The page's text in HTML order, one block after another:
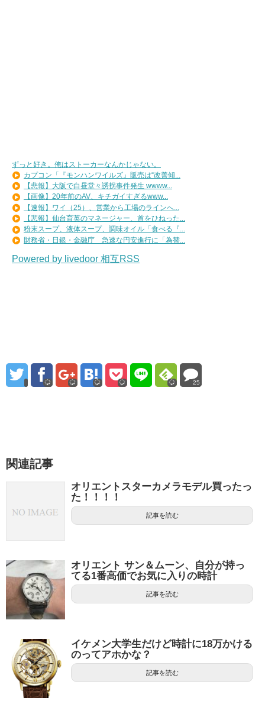
ずっと好き。俺はストーカーなんかじゃない。
カプコン「『モンハンワイルズ』販売は“改善傾...
【悲報】大阪で白昼堂々誘拐事件発生 wwww...
【画像】20年前のAV、キチガイすぎるwww...
【速報】ワイ（25）、営業から工場のラインへ...
【悲報】仙台育英のマネージャー、首をひねった...
粉末スープ、液体スープ、調味オイル「食べる『...
財務省・日銀・金融庁 急速な円安進行に「為替...
Powered by livedoor 相互RSS
25
関連記事
オリエントスターカメラモデル買ったっ
た！！！！
記事を読む
オリエント サン＆ムーン、自分が持っ
てる1番高価でお気に入りの時計
記事を読む
イケメン大学生だけど時計に18万かける
のってアホかな？
記事を読む